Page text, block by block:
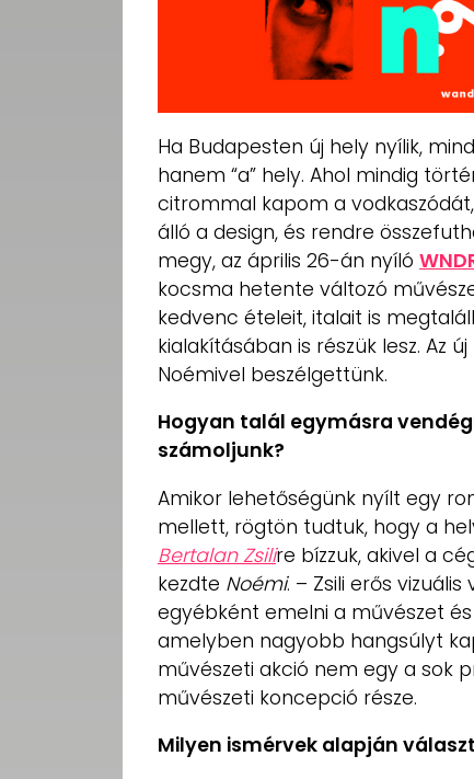
Ha Budapesten új hely nyílik,
hanem “a” hely. Ahol mindig
citrommal kapom a
álló a design, és rendre
megy, az április 26-án nyíló
kocsma hetente változó
kedvenc ételeit, italait is
kialakításában is részük lesz. Az
Noémivel beszélgettünk.
Hogyan talál egymásra
számoljunk?
Amikor lehetőségünk nyílt egy
mellett, rögtön tudtuk, hogy a
Bertalan Zsilire bízzuk, akivel a
kezdte Noémi. – Zsili erős
egyébként emelni a művészet
amelyben nagyobb hangsúlyt
művészeti akció nem egy a sok
művészeti koncepció része.
Milyen ismérvek alapján